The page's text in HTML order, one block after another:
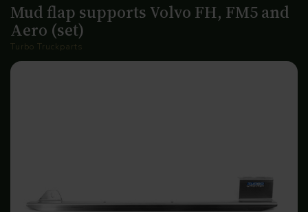
Mud flap supports Volvo FH, FM5 and
Aero (set)
Turbo Truckparts